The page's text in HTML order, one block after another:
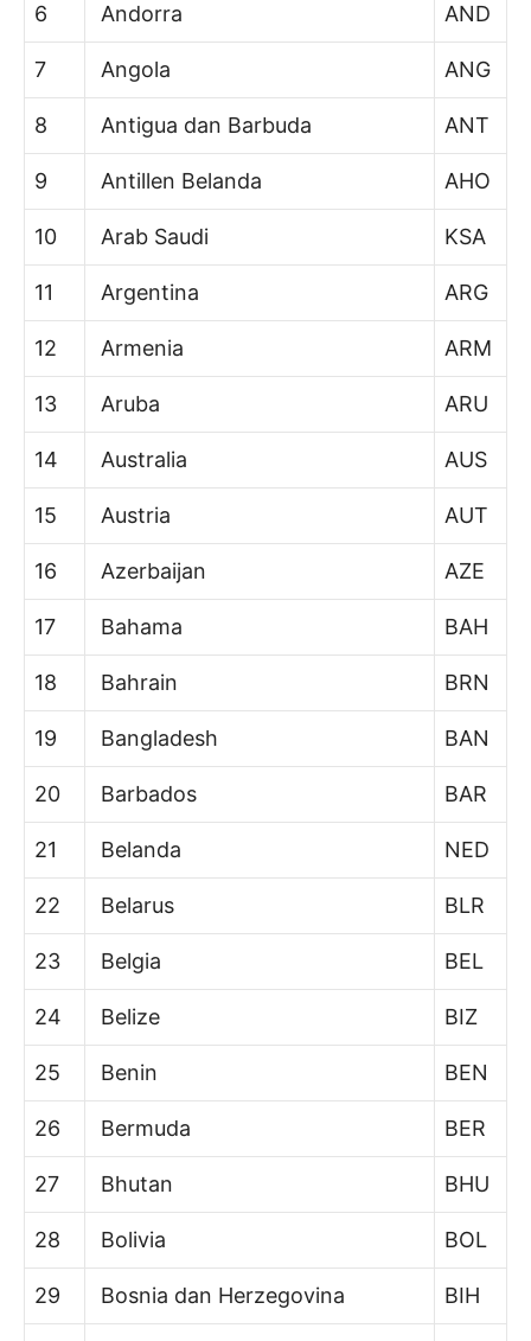
6 Andorra AND
7 Angola ANG
8 Antigua dan Barbuda ANT
9 Antillen Belanda AHO
10 Arab Saudi KSA
11 Argentina ARG
12 Armenia ARM
13 Aruba ARU
14 Australia AUS
15 Austria AUT
16 Azerbaijan AZE
17 Bahama BAH
18 Bahrain BRN
19 Bangladesh BAN
20 Barbados BAR
21 Belanda NED
22 Belarus BLR
23 Belgia BEL
24 Belize BIZ
25 Benin BEN
26 Bermuda BER
27 Bhutan BHU
28 Bolivia BOL
29 Bosnia dan Herzegovina BIH